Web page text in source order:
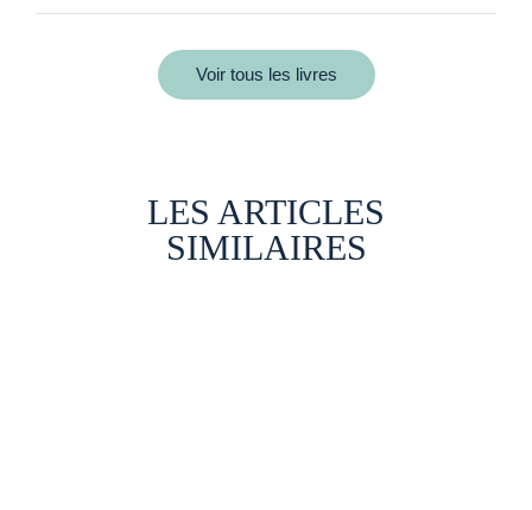
Voir tous les livres
LES ARTICLES
SIMILAIRES